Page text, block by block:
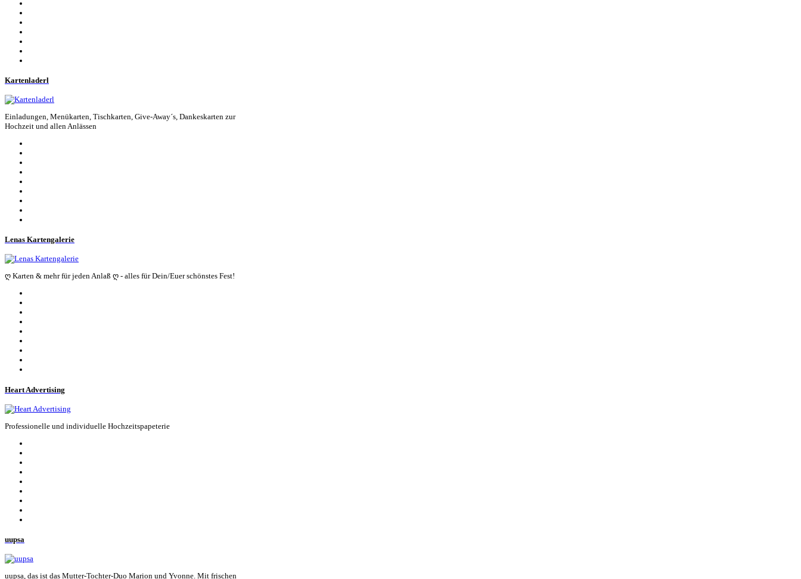
Kartenladerl
Einladungen, Menükarten, Tischkarten, Give-Away´s, Dankeskarten zur
Hochzeit und allen Anlässen
Lenas Kartengalerie
ღ Karten & mehr für jeden Anlaß ღ - alles für Dein/Euer schönstes Fest!
Heart Advertising
Professionelle und individuelle Hochzeitspapeterie
uupsa
uupsa, das ist das Mutter-Tochter-Duo Marion und Yvonne. Mit frischen